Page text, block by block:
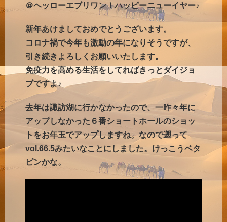
＠ヘッローエブリワン！ハッピーニューイヤー♪
新年あけましておめでとうございます。
コロナ禍で今年も激動の年になりそうですが、
引き続きよろしくお願いいたします。
免疫力を高める生活をしてればきっとダイジョ
ブですよ♪
去年は諏訪湖に行かなかったので、一昨々年に
アップしなかった６番ショートホールのショッ
トをお年玉でアップしますね。なので遡って
vol.66.5みたいなことにしました。 けっこうベタ
ピンかな。